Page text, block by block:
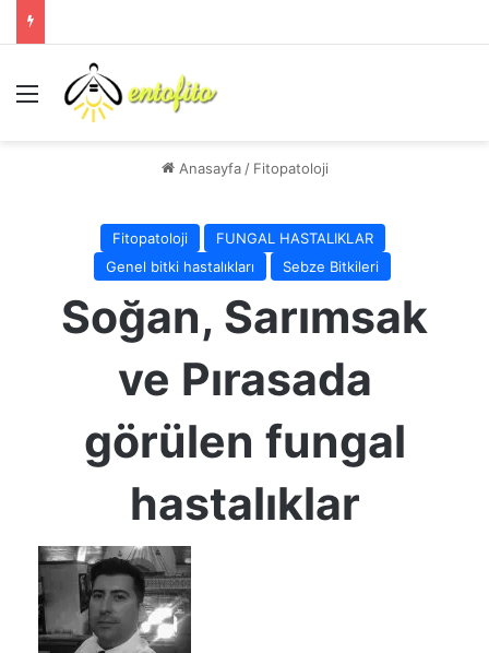
Menü
Anasayfa / Fitopatoloji
Fitopatoloji
FUNGAL HASTALIKLAR
Genel bitki hastalıkları
Sebze Bitkileri
Soğan, Sarımsak
ve Pırasada
görülen fungal
hastalıklar